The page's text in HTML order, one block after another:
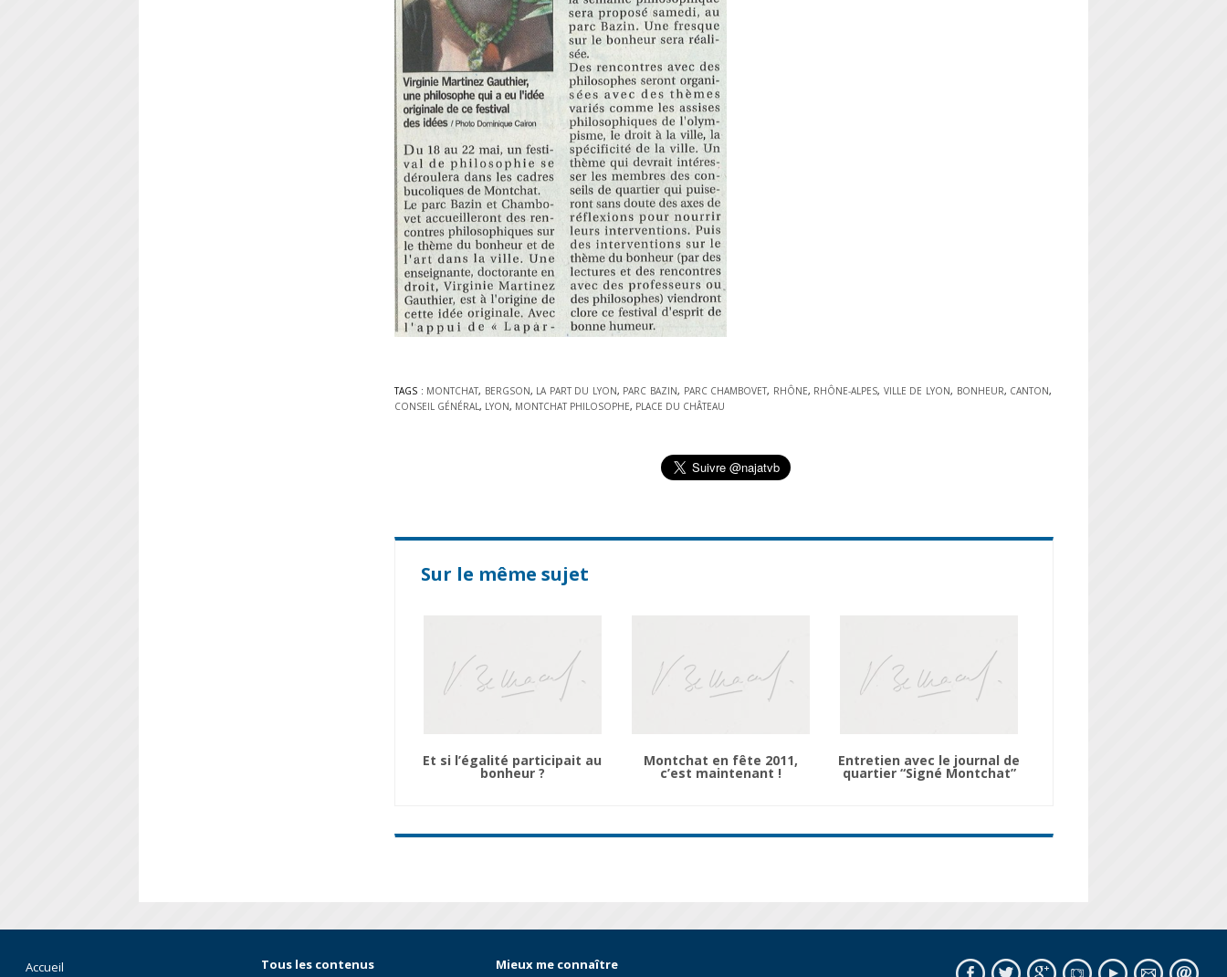
TAGS : MONTCHAT, BERGSON, LA PART DU LYON, PARC BAZIN, PARC CHAMBOVET, RHÔNE, RHÔNE-ALPES, VILLE DE LYON, BONHEUR, CANTON,
CONSEIL GÉNÉRAL, LYON, MONTCHAT PHILOSOPHE, PLACE DU CHÂTEAU
Sur le même sujet
Et si l’égalité participait au
bonheur ?
Montchat en fête 2011,
c’est maintenant !
Entretien avec le journal de
quartier “Signé Montchat”
Accueil
Tous les contenus
Mieux me connaître